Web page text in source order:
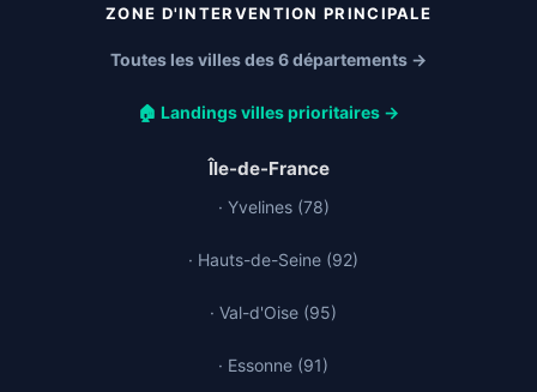
ZONE D'INTERVENTION PRINCIPALE
Toutes les villes des 6 départements →
🏠 Landings villes prioritaires →
Île-de-France
· Yvelines (78)
· Hauts-de-Seine (92)
· Val-d'Oise (95)
· Essonne (91)